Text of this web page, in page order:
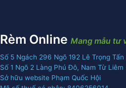
Rèm Online Mang mẫu tư
Số 5 Ngách 296 Ngõ 192 Lê Trọng
Số 1 Ngõ 2 Làng Phú Đô, Nam Từ Liêm
Sở hữu website Phạm Quốc Hội